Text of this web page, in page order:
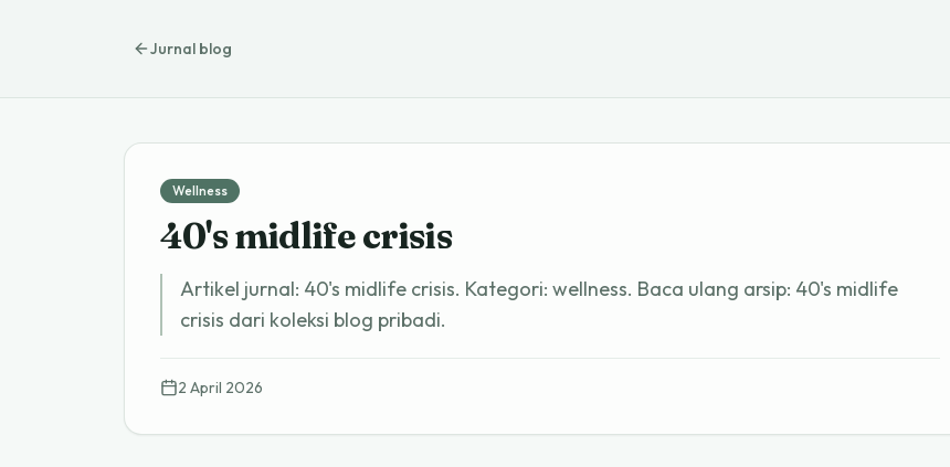
Jurnal blog
Wellness
40's midlife crisis
Artikel jurnal: 40's midlife crisis. Kategori: wellness. Baca ulang arsip: 40's midlife
crisis dari koleksi blog pribadi.
2 April 2026